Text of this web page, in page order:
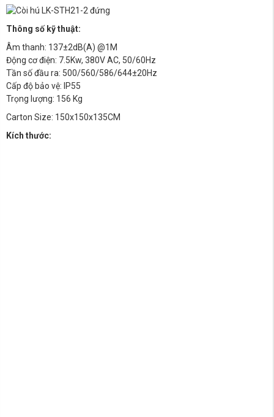
Thông số kỹ thuật:
Âm thanh: 137±2dB(A) @1M
Động cơ điện: 7.5Kw, 380V AC, 50/60Hz
Tần số đầu ra: 500/560/586/644±20Hz
Cấp độ bảo vệ: IP55
Trọng lượng: 156 Kg
Carton Size: 150x150x135CM
Kích thước: